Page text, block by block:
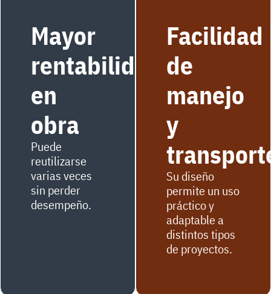
Mayor
rentabilidad
en
obra
Puede
reutilizarse
varias veces
sin perder
desempeño.
Facilidad
de
manejo
y
Su diseño
permite un uso
práctico y
adaptable a
distintos tipos
de proyectos.